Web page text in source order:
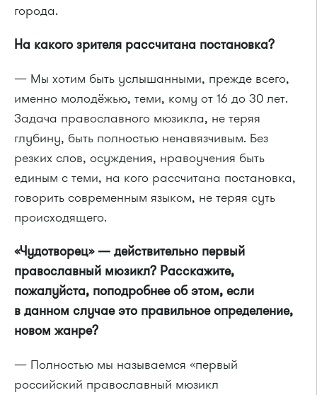
города.
На какого зрителя рассчитана постановка?
— Мы хотим быть услышанными, прежде всего,
именно молодёжью, теми, кому от 16 до 30 лет.
Задача православного мюзикла, не теряя
глубину, быть полностью ненавязчивым. Без
резких слов, осуждения, нравоучения быть
единым с теми, на кого рассчитана постановка,
говорить современным языком, не теряя суть
происходящего.
«Чудотворец» — действительно первый
православный мюзикл? Расскажите,
пожалуйста, поподробнее об этом, если
в данном случае это правильное определение,
новом жанре?
— Полностью мы называемся «первый
российский православный мюзикл